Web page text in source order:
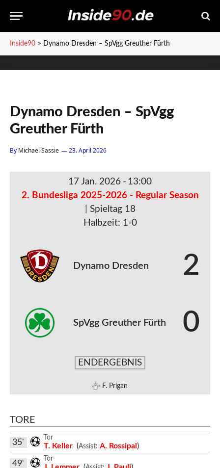
Inside90 > Dynamo Dresden – SpVgg Greuther Fürth
Dynamo Dresden – SpVgg
Greuther Fürth
By Michael Sassie 23. April 2026
17 Jan. 2026 - 13:00
2. Bundesliga 2025-2026 - Regular Season
| Spieltag 18
Halbzeit: 1-0
Dynamo Dresden 2
SpVgg Greuther Fürth 0
ENDERGEBNIS
F. Prigan
TORE
Tor
T. Keller (Assist: A. Rossipal)
35'
Tor
49'